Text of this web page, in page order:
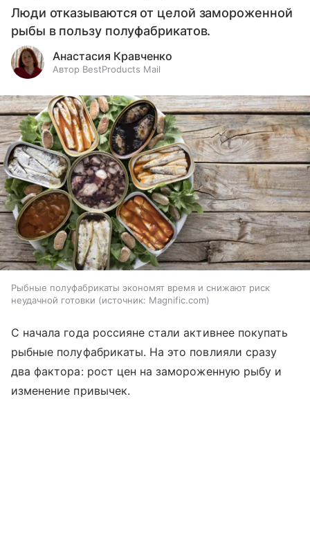
Люди отказываются от целой замороженной
рыбы в пользу полуфабрикатов.
Анастасия Кравченко
Автор BestProducts Mail
Рыбные полуфабрикаты экономят время и снижают риск
неудачной готовки
источник: Magnific.com
С начала года россияне стали активнее покупать
рыбные полуфабрикаты. На это повлияли сразу
два фактора: рост цен на замороженную рыбу и
изменение привычек.